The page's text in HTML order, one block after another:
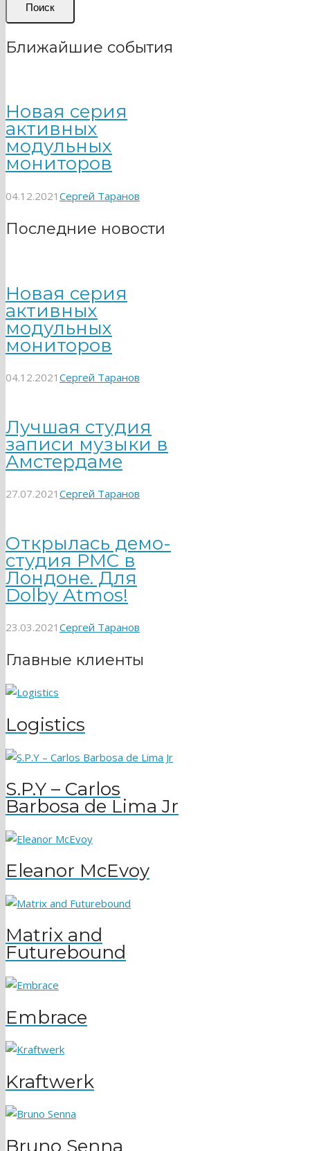
Поиск
Ближайшие события
Новая серия
активных
модульных
мониторов
04.12.2021 Сергей Таранов
Последние новости
Новая серия
активных
модульных
мониторов
04.12.2021 Сергей Таранов
Лучшая студия
записи музыки в
Амстердаме
27.07.2021 Сергей Таранов
Открылась демо-
студия PMC в
Лондоне. Для
Dolby Atmos!
23.03.2021 Сергей Таранов
Главные клиенты
Logistics
S.P.Y – Carlos
Barbosa de Lima Jr
Eleanor McEvoy
Matrix and
Futurebound
Embrace
Kraftwerk
Bruno Senna